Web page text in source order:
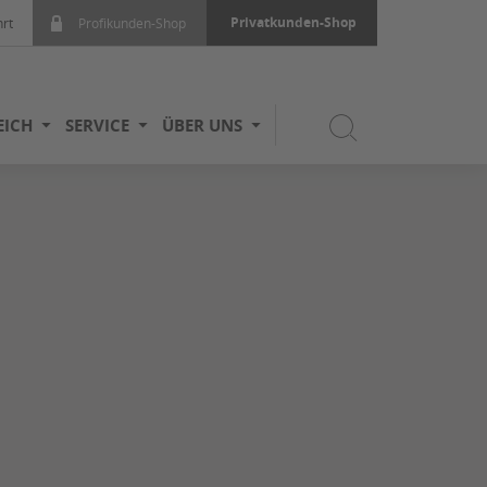
Profikunden-Shop Privatkunden-Shop
SERVICE ÜBER UNS